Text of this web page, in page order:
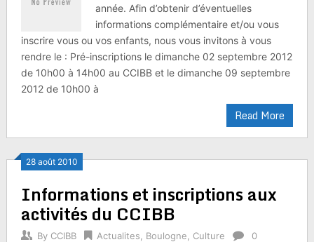
année. Afin d’obtenir d’éventuelles
informations complémentaire et/ou vous
inscrire vous ou vos enfants, nous vous invitons à vous
rendre le : Pré-inscriptions le dimanche 02 septembre 2012
de 10h00 à 14h00 au CCIBB et le dimanche 09 septembre
2012 de 10h00 à
Read More
28 août 2010
Informations et inscriptions aux
activités du CCIBB
By CCIBB Actualites Boulogne Culture
0